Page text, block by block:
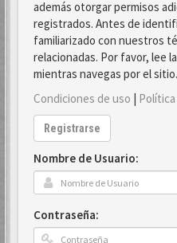
además otorgar permisos
registrados. Antes de
familiarizado con nuestros
relacionadas. Por favor, lee
mientras navegas por el sitio.
Condiciones de uso |
Registrarse
Nombre de Usuario:
Contraseña: